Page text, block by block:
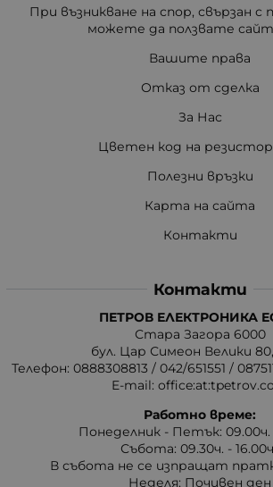
При възникване на спор, свързан с
можете да ползвате
Вашите права
Отказ от сделка
За Нас
Цветен код на
Полезни връзки
Карта на сайта
Контакти
Контакти
ПЕТРОВ ЕЛЕКТРОНИКА
Стара Загора 6000
бул. Цар Симеон Велики
Телефон: 0888308813 / 042/651551 /
E-mail:
Работно време:
Понеделник - Петък: 09.00ч.
Събота: 09.30ч. -
В събота не се изпращат
Неделя: Почивен ден